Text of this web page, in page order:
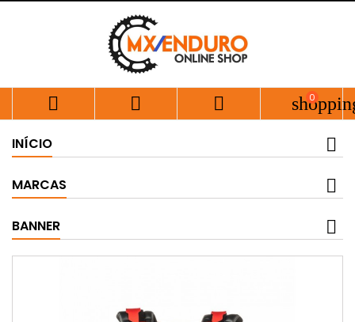
   0
INÍCIO
MARCAS
BANNER